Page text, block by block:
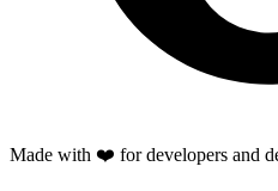
Made with ❤️ for developers and